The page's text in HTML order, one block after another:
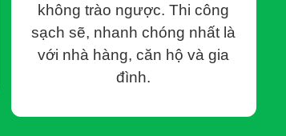
viện đủ lý do để cộng thêm các khoản
lần so với mức giá ban đầu. Khách hàng
xa dự tính.
đầy hoặc ống dẫn bị sập. Từ đó, họ đưa
không trào ngược. Thi công
sạch sẽ, nhanh chóng nhất là
với nhà hàng, căn hộ và gia
đình.